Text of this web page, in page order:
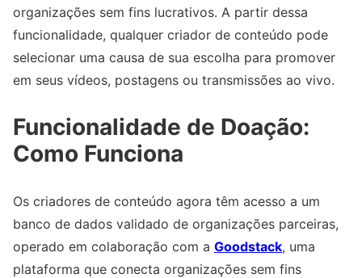
organizações sem fins lucrativos. A partir dessa
funcionalidade, qualquer criador de conteúdo pode
selecionar uma causa de sua escolha para promover
em seus vídeos, postagens ou transmissões ao vivo.
Funcionalidade de Doação:
Como Funciona
Os criadores de conteúdo agora têm acesso a um
banco de dados validado de organizações parceiras,
operado em colaboração com a Goodstack, uma
plataforma que conecta organizações sem fins